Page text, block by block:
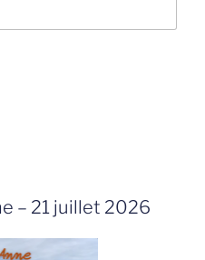
– 21 juillet 2026